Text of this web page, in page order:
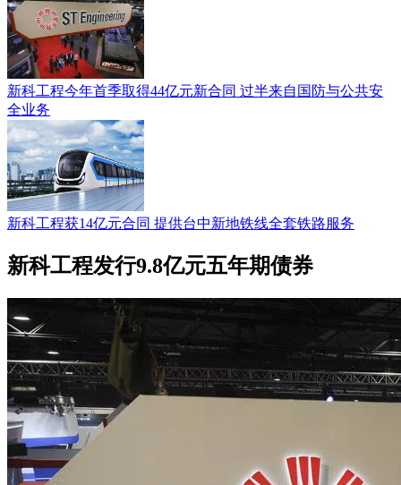
新科工程今年首季取得44亿元新合同 过半来自国防与公共安
全业务
新科工程获14亿元合同 提供台中新地铁线全套铁路服务
新科工程发行9.8亿元五年期债券